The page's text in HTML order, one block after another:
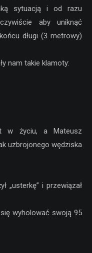
sytuacją i od razu
aby uniknąć
długi (3 metrowy)
nam takie klamoty:
w życiu, a Mateusz
uzbrojonego wędziska
„usterkę” i przewiązał
wyholować swoją 95